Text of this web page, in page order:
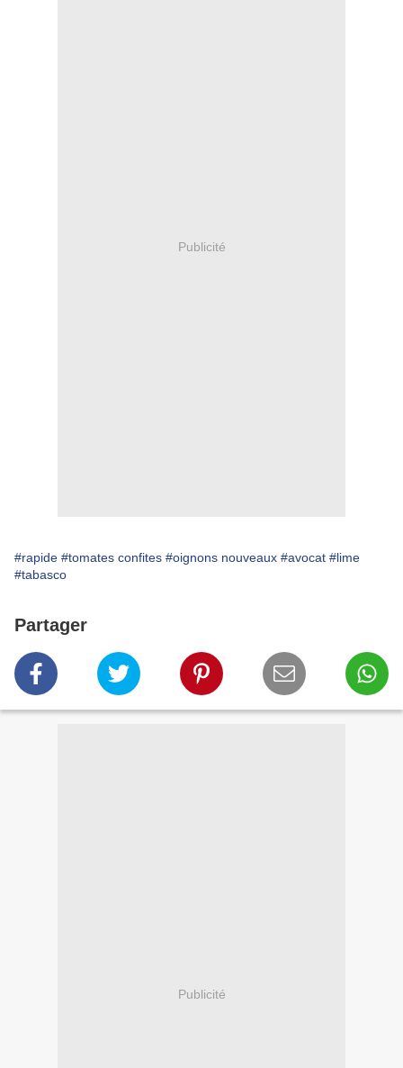
Publicité
#rapide #tomates confites #oignons nouveaux #avocat #lime
#tabasco
Partager
Publicité